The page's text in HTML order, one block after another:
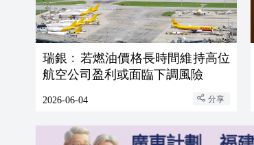
瑞銀﹕若燃油價格長時間維持高位
航空公司盈利或面臨下調風險
2026-06-04 分享